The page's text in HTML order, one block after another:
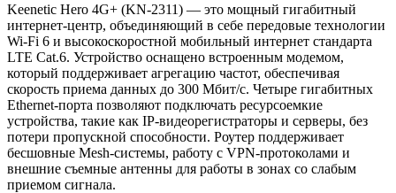
Keenetic Hero 4G+ (KN-2311) — это мощный гигабитный
интернет-центр, объединяющий в себе передовые технологии
Wi-Fi 6 и высокоскоростной мобильный интернет стандарта
LTE Cat.6. Устройство оснащено встроенным модемом,
который поддерживает агрегацию частот, обеспечивая
скорость приема данных до 300 Мбит/с. Четыре гигабитных
Ethernet-порта позволяют подключать ресурсоемкие
устройства, такие как IP-видеорегистраторы и серверы, без
потери пропускной способности. Роутер поддерживает
бесшовные Mesh-системы, работу с VPN-протоколами и
внешние съемные антенны для работы в зонах со слабым
приемом сигнала.